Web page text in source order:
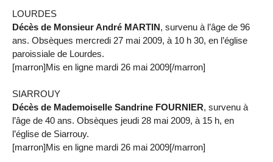
LOURDES
Décès de Monsieur André MARTIN, survenu à l’âge de 96
ans. Obsèques mercredi 27 mai 2009, à 10 h 30, en l’église
paroissiale de Lourdes.
[marron]Mis en ligne mardi 26 mai 2009[/marron]
SIARROUY
Décès de Mademoiselle Sandrine FOURNIER, survenu à
l’âge de 40 ans. Obsèques jeudi 28 mai 2009, à 15 h, en
l’église de Siarrouy.
[marron]Mis en ligne mardi 26 mai 2009[/marron]